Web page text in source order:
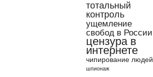
тотальный
контроль
ущемление
свобод в России
цензура в
интернете
чипирование людей
шпионаж